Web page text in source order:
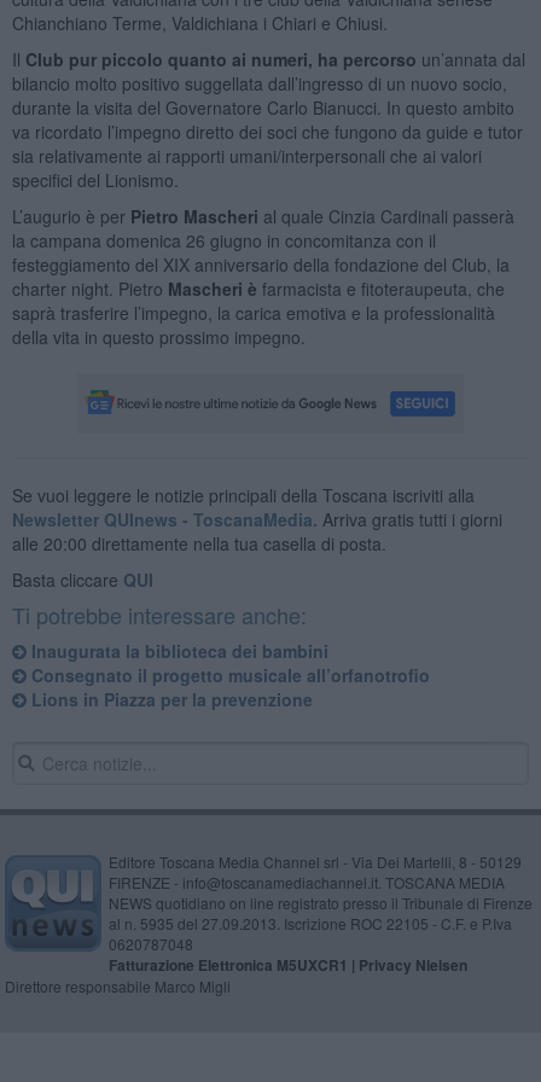
Chianchiano Terme, Valdichiana i Chiari e Chiusi.
Il Club pur piccolo quanto ai numeri, ha percorso un’annata dal
bilancio molto positivo suggellata dall’ingresso di un nuovo socio,
durante la visita del Governatore Carlo Bianucci. In questo ambito
va ricordato l’impegno diretto dei soci che fungono da guide e tutor
sia relativamente ai rapporti umani/interpersonali che ai valori
specifici del Lionismo.
L’augurio è per Pietro Mascheri al quale Cinzia Cardinali passerà
la campana domenica 26 giugno in concomitanza con il
festeggiamento del XIX anniversario della fondazione del Club, la
charter night. Pietro Mascheri è farmacista e fitoteraupeuta, che
saprà trasferire l’impegno, la carica emotiva e la professionalità
della vita in questo prossimo impegno.
Se vuoi leggere le notizie principali della Toscana iscriviti alla
Newsletter QUInews - ToscanaMedia. Arriva gratis tutti i giorni
alle 20:00 direttamente nella tua casella di posta.
Basta cliccare QUI
Ti potrebbe interessare anche:
Inaugurata la biblioteca dei bambini
Consegnato il progetto musicale all’orfanotrofio
Lions in Piazza per la prevenzione
Editore Toscana Media Channel srl - Via Dei Martelli, 8 - 50129
FIRENZE - info@toscanamediachannel.it. TOSCANA MEDIA
NEWS quotidiano on line registrato presso il Tribunale di Firenze
al n. 5935 del 27.09.2013. Iscrizione ROC 22105 - C.F. e P.Iva
0620787048
Fatturazione Elettronica M5UXCR1 | Privacy Nielsen
Direttore responsabile Marco Migli